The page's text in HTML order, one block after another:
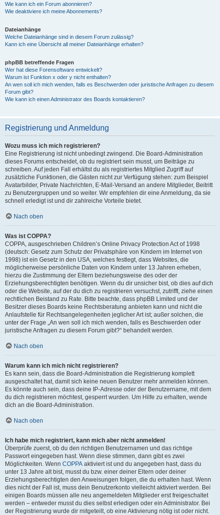
Wie kann ich ein Forum abonnieren?
Wie deaktiviere ich meine Abonnements?
Dateianhänge
Welche Dateianhänge sind in diesem Forum zulässig?
Kann ich eine Übersicht all meiner Dateianhänge erhalten?
phpBB betreffende Fragen
Wer hat diese Forensoftware entwickelt?
Warum ist Funktion x oder y nicht enthalten?
An wen soll ich mich wenden, falls es Beschwerden oder juristische Anfragen zu diesem
Forum gibt?
Wie kann ich einen Administrator des Boards kontaktieren?
Registrierung und Anmeldung
Wozu muss ich mich registrieren?
Eine Registrierung ist nicht unbedingt zwingend. Die Board-Administration
dieses Forums entscheidet, ob du registriert sein musst, um Beiträge zu
schreiben. Auf jeden Fall erhältst du als registriertes Mitglied Zugriff auf
zusätzliche Funktionen, die Gästen nicht zur Verfügung stehen: zum Beispiel
Avatarbilder, Private Nachrichten, E-Mail-Versand an andere Mitglieder, Beitritt
zu Benutzergruppen und so weiter. Wir empfehlen dir eine Anmeldung, da sie
schnell erledigt ist und dir zahlreiche Vorteile bietet.
Nach oben
Was ist COPPA?
COPPA, ausgeschrieben Children’s Online Privacy Protection Act of 1998
(deutsch: Gesetz zum Schutz der Privatsphäre von Kindern im Internet von
1998) ist ein Gesetz in den USA, welches festlegt, dass Websites, die
möglicherweise persönliche Daten von Kindern unter 13 Jahren erheben,
hierzu die Zustimmung der Eltern beziehungsweise des oder der
Erziehungsberechtigten benötigen. Wenn du dir unsicher bist, ob dies auf dich
oder die Website, auf der du dich zu registrieren versuchst, zutrifft, ziehe einen
rechtlichen Beistand zu Rate. Bitte beachte, dass phpBB Limited und der
Besitzer dieses Boards keine Rechtsberatung anbieten kann und nicht die
Anlaufstelle für Rechtsangelegenheiten jeglicher Art ist; außer solchen, die
unter der Frage „An wen soll ich mich wenden, falls es Beschwerden oder
juristische Anfragen zu diesem Forum gibt?“ behandelt werden.
Nach oben
Warum kann ich mich nicht registrieren?
Es kann sein, dass die Board-Administration die Registrierung komplett
ausgeschaltet hat, damit sich keine neuen Benutzer mehr anmelden können.
Es könnte auch sein, dass deine IP-Adresse oder der Benutzername, mit dem
du dich registrieren möchtest, gesperrt wurden. Um Hilfe zu erhalten, wende
dich an die Board-Administration.
Nach oben
Ich habe mich registriert, kann mich aber nicht anmelden!
Überprüfe zuerst, ob du den richtigen Benutzernamen und das richtige
Passwort eingegeben hast. Wenn diese stimmen, dann gibt es zwei
Möglichkeiten. Wenn COPPA aktiviert ist und du angegeben hast, dass du
unter 13 Jahre alt bist, musst du bzw. einer deiner Eltern oder deiner
Erziehungsberechtigten den Anweisungen folgen, die du erhalten hast. Wenn
dies nicht der Fall ist, muss dein Benutzerkonto vielleicht aktiviert werden. Bei
einigen Boards müssen alle neu angemeldeten Mitglieder erst freigeschaltet
werden – entweder musst du dies selbst erledigen oder ein Administrator. Bei
der Registrierung wurde dir mitgeteilt, ob eine Aktivierung nötig ist oder nicht.